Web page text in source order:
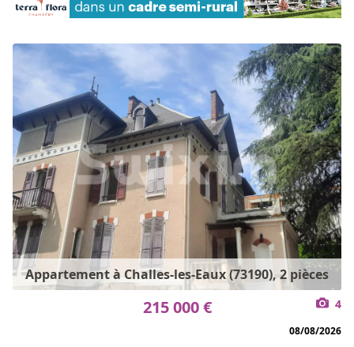
Appartement à Challes-les-Eaux (73190), 2 pièces
215 000 € 4
08/08/2026